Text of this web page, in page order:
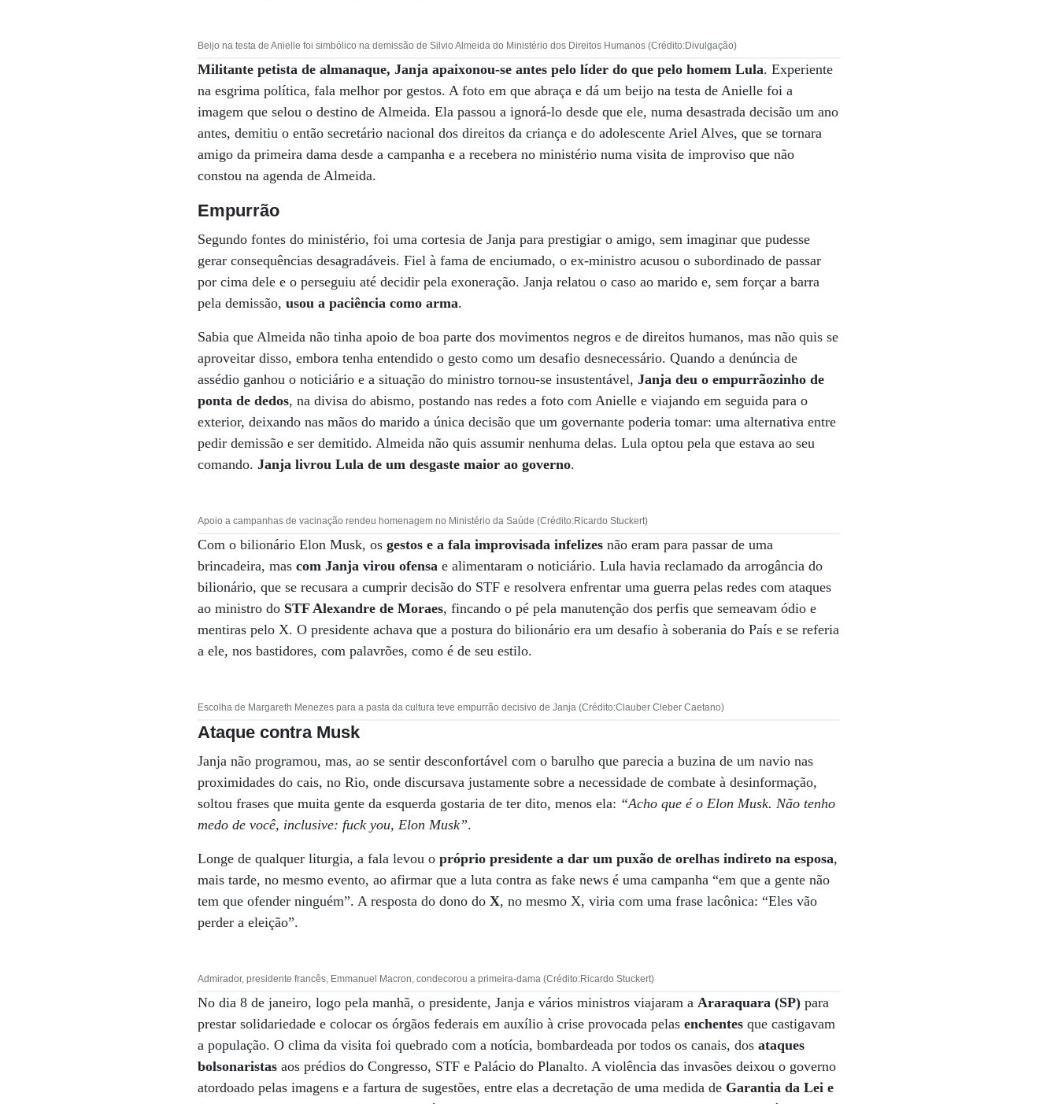
Beijo na testa de Anielle foi simbólico na demissão de Silvio Almeida do Ministério dos Direitos Humanos (Crédito:Divulgação)
Militante petista de almanaque, Janja apaixonou-se antes pelo líder do que pelo homem Lula. Experiente
na esgrima política, fala melhor por gestos. A foto em que abraça e dá um beijo na testa de Anielle foi a
imagem que selou o destino de Almeida. Ela passou a ignorá-lo desde que ele, numa desastrada decisão um ano
antes, demitiu o então secretário nacional dos direitos da criança e do adolescente Ariel Alves, que se tornara
amigo da primeira dama desde a campanha e a recebera no ministério numa visita de improviso que não
constou na agenda de Almeida.
Empurrão
Segundo fontes do ministério, foi uma cortesia de Janja para prestigiar o amigo, sem imaginar que pudesse
gerar consequências desagradáveis. Fiel à fama de enciumado, o ex-ministro acusou o subordinado de passar
por cima dele e o perseguiu até decidir pela exoneração. Janja relatou o caso ao marido e, sem forçar a barra
pela demissão,usou a paciência como arma.
Sabia que Almeida não tinha apoio de boa parte dos movimentos negros e de direitos humanos, mas não quis se
aproveitar disso, embora tenha entendido o gesto como um desafio desnecessário. Quando a denúncia de
assédio ganhou o noticiário e a situação do ministro tornou-se insustentável,Janja deu o empurrãozinho de
ponta de dedos, na divisa do abismo, postando nas redes a foto com Anielle e viajando em seguida para o
exterior, deixando nas mãos do marido a única decisão que um governante poderia tomar: uma alternativa entre
pedir demissão e ser demitido. Almeida não quis assumir nenhuma delas. Lula optou pela que estava ao seu
comando.Janja livrou Lula de um desgaste maior ao governo.
Apoio a campanhas de vacinação rendeu homenagem no Ministério da Saúde (Crédito:Ricardo Stuckert)
Com o bilionário Elon Musk, os gestos e a fala improvisada infelizes não eram para passar de uma
brincadeira, mascom Janja virou ofensa e alimentaram o noticiário. Lula havia reclamado da arrogância do
bilionário, que se recusara a cumprir decisão do STF e resolvera enfrentar uma guerra pelas redes com ataques
ao ministro do STF Alexandre de Moraes, fincando o pé pela manutenção dos perfis que semeavam ódio e
mentiras pelo X. O presidente achava que a postura do bilionário era um desafio à soberania do País e se referia
a ele, nos bastidores, com palavrões, como é de seu estilo.
Escolha de Margareth Menezes para a pasta da cultura teve empurrão decisivo de Janja (Crédito:Clauber Cleber Caetano)
Ataque contra Musk
Janja não programou, mas, ao se sentir desconfortável com o barulho que parecia a buzina de um navio nas
proximidades do cais, no Rio, onde discursava justamente sobre a necessidade de combate à desinformação,
soltou frases que muita gente da esquerda gostaria de ter dito, menos ela: “Acho que é o Elon Musk. Não tenho
medo de você, inclusive: fuck you, Elon Musk”.
Longe de qualquer liturgia, a fala levou opróprio presidente a dar um puxão de orelhas indireto na esposa,
mais tarde, no mesmo evento, ao afirmar que a luta contra as fake news é uma campanha “em que a gente não
tem que ofender ninguém”. A resposta do dono doX, no mesmo X, viria com uma frase lacônica: “Eles vão
perder a eleição”.
Admirador, presidente francês, Emmanuel Macron, condecorou a primeira-dama (Crédito:Ricardo Stuckert)
No dia 8 de janeiro, logo pela manhã, o presidente, Janja e vários ministros viajaram aAraraquara (SP) para
prestar solidariedade e colocar os órgãos federais em auxílio à crise provocada pelasenchentes que castigavam
a população. O clima da visita foi quebrado com a notícia, bombardeada por todos os canais, dosataques
bolsonaristas aos prédios do Congresso, STF e Palácio do Planalto. A violência das invasões deixou o governo
atordoado pelas imagens e a fartura de sugestões, entre elas a decretação de uma medida de Garantia da Lei e